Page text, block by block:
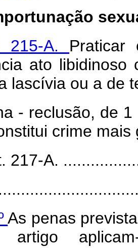
215-A.
ato
lascívia ou a de
- reclusão, de
crime mais
217-A.
As penas
artigo